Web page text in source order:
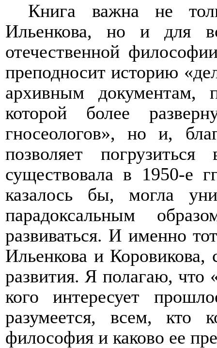
Книга важна не
Ильенкова, но и для
отечественной
преподносит историю
архивным документам,
которой более
гносеологов», но и,
позволяет
существовала в 1950-е
казалось бы, могла
парадоксальным
развиваться. И именно
Ильенкова и Коровикова,
развития. Я полагаю, что
кого интересует
разумеется, всем, кто
философия и каково ее